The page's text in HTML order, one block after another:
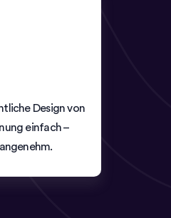
Design von
einfach –